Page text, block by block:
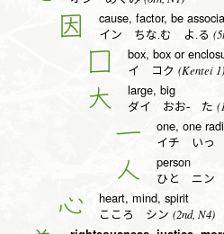
因 cause, factor, be
イン ちな.む よ.る
囗 box, box or
イ コク (Kentei 1)
大 large, big
ダイ おお- た
一 one, one
イチ いっ
人 person
ひと ニン
心 heart, mind, spirit
こころ シン (2nd, N4)